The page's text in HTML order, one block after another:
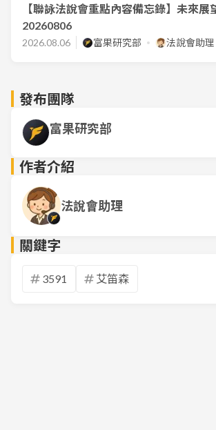
【聯詠法說會重點內容備忘錄】未來展
20260806
2026.08.06 富果研究部 法說會助理
發布團隊
富果研究部
作者介紹
法說會助理
關鍵字
3591 艾笛森